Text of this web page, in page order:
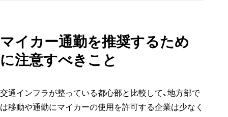
マイカー通勤を推奨するため
に注意すべきこと
交通インフラが整っている都心部と比較して、地方部で
は移動や通勤にマイカーの使用を許可する企業は少なく